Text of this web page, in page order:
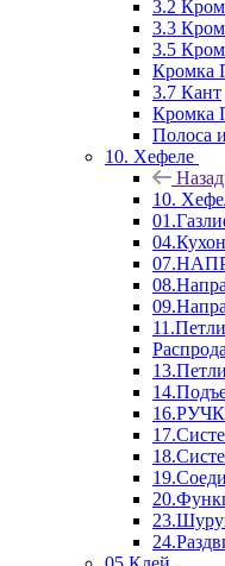
3.2
3.3
3.5
Кромка
3.7 Кант
Кромка
Полоса
10. Хефеле
Назад
10.